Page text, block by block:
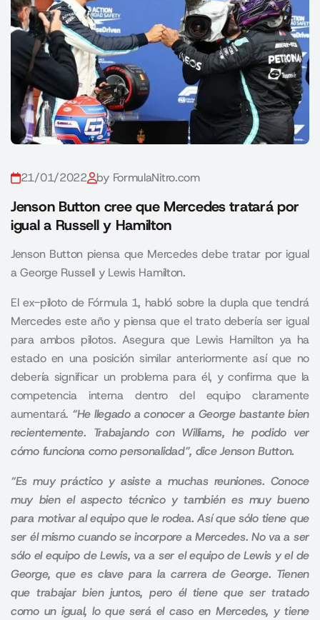
21/01/2022 by FormulaNitro.com
Jenson Button cree que Mercedes tratará por
igual a Russell y Hamilton
Jenson Button piensa que Mercedes debe tratar por igual
a George Russell y Lewis Hamilton.
El ex-piloto de Fórmula 1, habló sobre la dupla que tendrá
Mercedes este año y piensa que el trato debería ser igual
para ambos pilotos. Asegura que Lewis Hamilton ya ha
estado en una posición similar anteriormente así que no
debería significar un problema para él, y confirma que la
competencia interna dentro del equipo claramente
aumentará. “He llegado a conocer a George bastante bien
recientemente. Trabajando con Williams, he podido ver
cómo funciona como personalidad”, dice Jenson Button.
“Es muy práctico y asiste a muchas reuniones. Conoce
muy bien el aspecto técnico y también es muy bueno
para motivar al equipo que le rodea. Así que sólo tiene que
ser él mismo cuando se incorpore a Mercedes. No va a ser
sólo el equipo de Lewis, va a ser el equipo de Lewis y el de
George, que es clave para la carrera de George. Tienen
que trabajar bien juntos, pero él tiene que ser tratado
como un igual, lo que será el caso en Mercedes, y tiene